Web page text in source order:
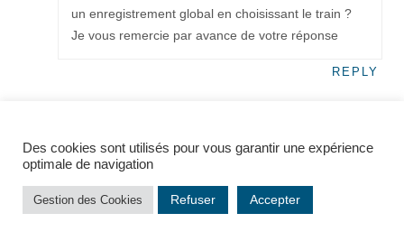
un enregistrement global en choisissant le train ?
Je vous remercie par avance de votre réponse
REPLY
2 ans ago
Des cookies sont utilisés pour vous garantir une expérience
optimale de navigation
Gestion des Cookies Refuser Accepter